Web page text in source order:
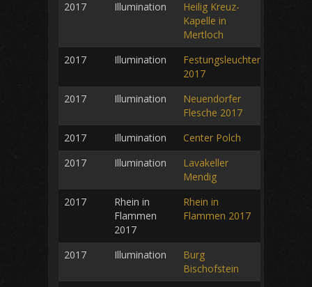
2017
Illumination
Heilig Kreuz-
Kapelle in
Mertloch
2017
Illumination
Festungsleuchten
2017
2017
Illumination
Neuendorfer
Flesche 2017
2017
Illumination
Center Polch
2017
Illumination
Lavakeller
Mendig
2017
Rhein in
Flammen
2017
Rhein in
Flammen 2017
2017 Illumination
Burg
Bischofstein